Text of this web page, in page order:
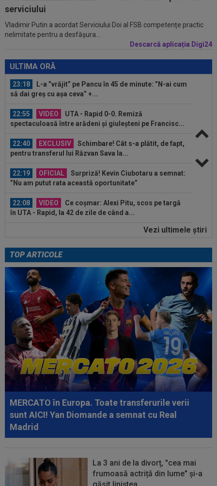
serviciului
Vladimir Putin a acordat Serviciului Doi al FSB competențe practic
nelimitate pentru a desfășura...
Descarcă aplicația Digi24
ULTIMA ORĂ
fața lui Cristi Chivu: ”Încă...
21:47
Din Tulcea, 5.000 de oamenii au lăsat Europa
cu ”gura căscată”: ”Am uimit...
pentru simulare în minutul 90+3...
23:18
L-a ”vrăjit” pe Pancu în 45 de minute: ”N-ai cum
să dai greș cu așa ceva” +...
22:55 VIDEO
UTA - Rapid 0-0. Remiză
spectaculoasă între arădeni și giuleșteni pe Francisc...
22:40 EXCLUSIV
Schimbare! Cât s-a plătit, de fapt,
pentru transferul lui Răzvan Sava la...
22:19 OFICIAL
Surpriză! Kevin Ciubotaru a semnat:
”Nu am putut rata această oportunitate”
22:08 VIDEO
Ce coșmar: Alexi Pitu, scos pe targă
în UTA - Rapid, la 42 de zile de când a...
Ce gest! Luciano Spalletti și-a ”scos pălăria” în
21:47
Din Tulcea, 5.000 de oamenii au lăsat Europa
cu ”gura căscată”: ”Am uimit...
23:29
Reacția lui Stojilkovic, după ce a luat galben
pentru simulare în minutul 90+3...
23:18
L-a ”vrăjit” pe Pancu în 45 de minute: ”N-ai cum
să dai greș cu așa ceva” +...
22:55 VIDEO
UTA - Rapid 0-0. Remiză
spectaculoasă între arădeni și giuleșteni pe Francisc...
22:40 EXCLUSIV
Schimbare! Cât s-a plătit, de fapt,
pentru transferul lui Răzvan Sava la...
22:19 OFICIAL
Surpriză! Kevin Ciubotaru a semnat:
”Nu am putut rata această oportunitate”
Vezi ultimele ştiri
TOP ARTICOLE
MERCATO în Europa. Toate transferurile verii
sunt AICI! Yan Diomande a semnat cu Real
Madrid
La 3 ani de la divorț, "cea mai
frumoasă actriță din lume" și-a